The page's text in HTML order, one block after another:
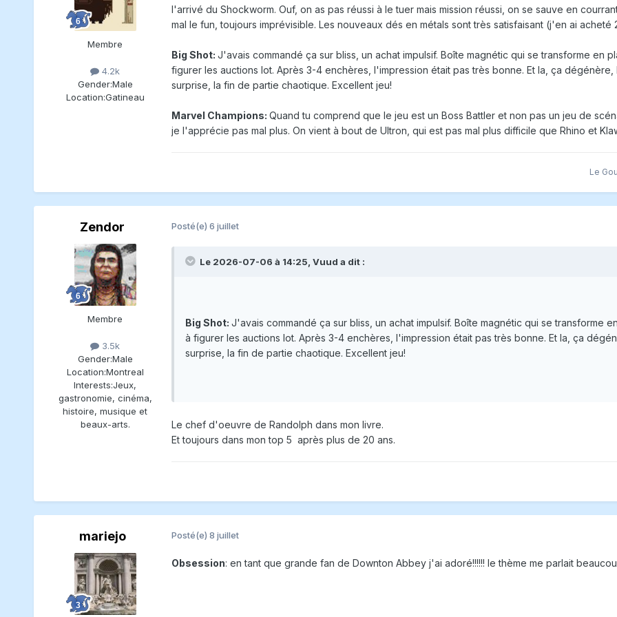
Membre
4.2k
Gender:Male
Location:Gatineau
l'arrivé du Shockworm. Ouf, on as pas réussi à le tuer mais mission réussi, on se sauve en
mal le fun, toujours imprévisible. Les nouveaux dés en métals sont très satisfaisant (j'en ai acheté
Big Shot: J'avais commandé ça sur bliss, un achat impulsif. Boîte magnétic qui se transforme en
figurer les auctions lot. Après 3-4 enchères, l'impression était pas très bonne. Et la, ça
surprise, la fin de partie chaotique. Excellent jeu!
Marvel Champions: Quand tu comprend que le jeu est un Boss Battler et non pas un jeu de
je l'apprécie pas mal plus. On vient à bout de Ultron, qui est pas mal plus difficile que Rhino et
Le
Zendor
Membre
3.5k
Gender:Male
Location:Montreal
Interests:Jeux,
gastronomie, cinéma,
histoire, musique et
beaux-arts.
Posté(e) 6 juillet
Le 2026-07-06 à 14:25, Vuud a dit :
Big Shot: J'avais commandé ça sur bliss, un achat impulsif. Boîte magnétic qui se transforme
à figurer les auctions lot. Après 3-4 enchères, l'impression était pas très bonne. Et la, ça
surprise, la fin de partie chaotique. Excellent jeu!
Le chef d'oeuvre de Randolph dans mon livre.
Et toujours dans mon top 5 après plus de 20 ans.
mariejo Posté(e) 8 juillet
Obsession: en tant que grande fan de Downton Abbey j'ai adoré!!!!!! le thème me parlait